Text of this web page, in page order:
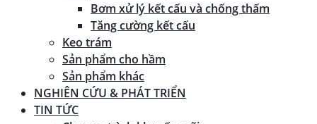
Bơm xử lý kết cấu và chống thấm
Tăng cường kết cấu
Keo trám
Sản phẩm cho hầm
Sản phẩm khác
NGHIÊN CỨU & PHÁT TRIỂN
TIN TỨC